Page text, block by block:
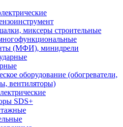
миксеры строительные
(МФИ), минидрели
оборудование (обогреватели,
вентиляторы)
SDS+